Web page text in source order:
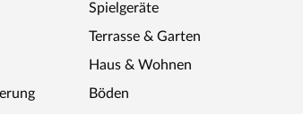
Spielgeräte
Terrasse & Garten
Haus & Wohnen
Böden